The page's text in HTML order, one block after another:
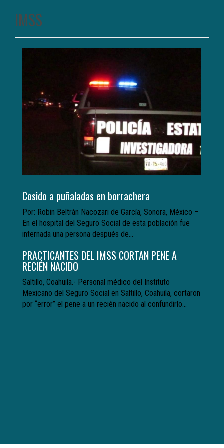
IMSS
Cosido a puñaladas en borrachera
Por: Robin Beltrán Nacozari de García, Sonora, México –
En el hospital del Seguro Social de esta población fue
internada una persona después de...
PRACTICANTES DEL IMSS CORTAN PENE A
RECIÉN NACIDO
Saltillo, Coahuila.- Personal médico del Instituto
Mexicano del Seguro Social en Saltillo, Coahuila, cortaron
por “error” el pene a un recién nacido al confundirlo...